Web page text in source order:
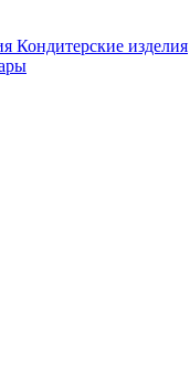
Кондитерские изделия